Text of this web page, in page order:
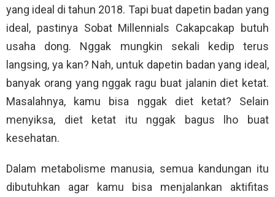
yang ideal di tahun 2018. Tapi buat dapetin badan yang
ideal, pastinya Sobat Millennials Cakapcakap butuh
usaha dong. Nggak mungkin sekali kedip terus
langsing, ya kan? Nah, untuk dapetin badan yang ideal,
banyak orang yang nggak ragu buat jalanin diet ketat.
Masalahnya, kamu bisa nggak diet ketat? Selain
menyiksa, diet ketat itu nggak bagus lho buat
kesehatan.
Dalam metabolisme manusia, semua kandungan itu
dibutuhkan agar kamu bisa menjalankan aktifitas